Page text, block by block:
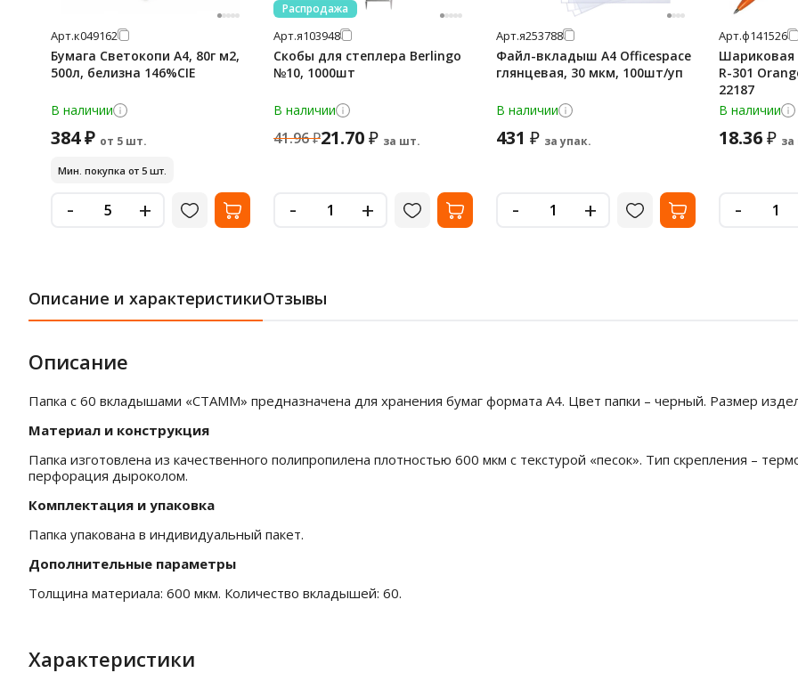
Арт.к049162
Бумага Светокопи А4, 80г м2,
500л, белизна 146%CIE
В наличии
384 ₽ от 5 шт.
Мин. покупка от 5 шт.
- +
Распродажа
Арт.я103948
Скобы для степлера Berlingo
№10, 1000шт
В наличии
41.96₽21.70₽ за шт.
- +
Арт.я253788
Файл-вкладыш А4 Officespace
глянцевая, 30 мкм, 100шт/уп
В наличии
431 ₽ за упак.
- +
Арт.ф141526
Шариковая
R-301
22187
В наличии
18.36₽
-
Описание и характеристикиОтзывы
Описание
Папка с 60 вкладышами «СТАММ» предназначена для хранения бумаг формата А4. Цвет папки – черный. Размер
Материал и конструкция
Папка изготовлена из качественного полипропилена плотностью 600 мкм с текстурой «песок». Тип скрепления –
перфорация дыроколом.
Комплектация и упаковка
Папка упакована в индивидуальный пакет.
Дополнительные параметры
Толщина материала: 600 мкм. Количество вкладышей: 60.
Характеристики